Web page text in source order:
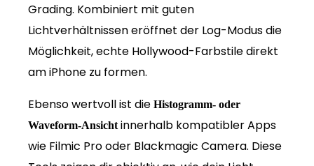
Grading. Kombiniert mit guten
Lichtverhältnissen eröffnet der Log-Modus die
Möglichkeit, echte Hollywood-Farbstile direkt
am iPhone zu formen.
Ebenso wertvoll ist dieHistogramm- oder
Waveform-Ansichtinnerhalb kompatibler Apps
wie Filmic Pro oder Blackmagic Camera. Diese